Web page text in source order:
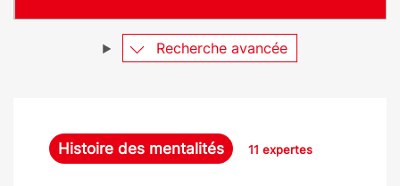
e
Recherche avancée
Histoire des mentalités 11 expertes